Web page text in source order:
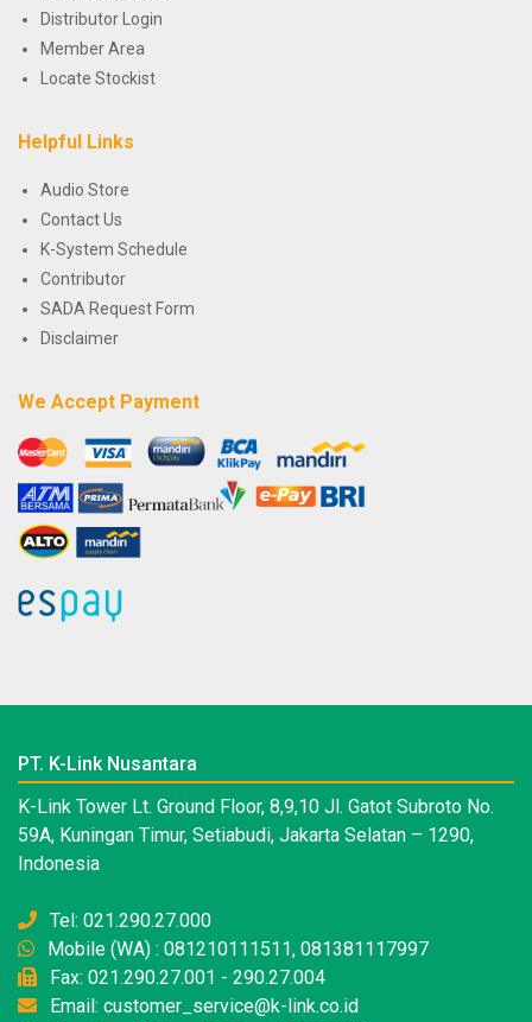
Distributor Login
Member Area
Locate Stockist
Helpful Links
Audio Store
Contact Us
K-System Schedule
Contributor
SADA Request Form
Disclaimer
We Accept Payment
PT. K-Link Nusantara
K-Link Tower Lt. Ground Floor, 8,9,10 Jl. Gatot Subroto No.
59A, Kuningan Timur, Setiabudi, Jakarta Selatan – 1290,
Indonesia
Tel: 021.290.27.000
Mobile (WA) : 081210111511, 081381117997
Fax: 021.290.27.001 - 290.27.004
Email: customer_service@k-link.co.id